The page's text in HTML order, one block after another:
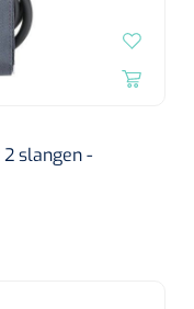
slangen -